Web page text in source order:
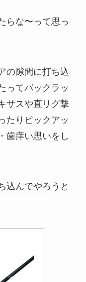
らな〜って思っ
の隙間に打ち込
ってバックラッ
サスや直リグ撃
たりピックアッ
歯痒い思いをし
込んでやろうと